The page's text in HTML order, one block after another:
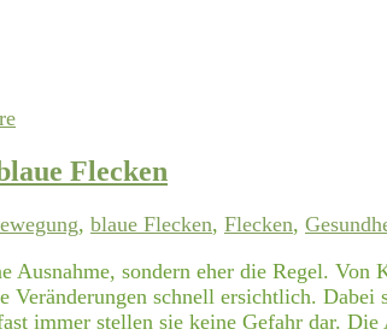
Flecken
, blaue Flecken, Flecken,
Ausnahme, sondern eher die Regel. Von
Veränderungen schnell ersichtlich. Dabei
immer stellen sie keine Gefahr dar.